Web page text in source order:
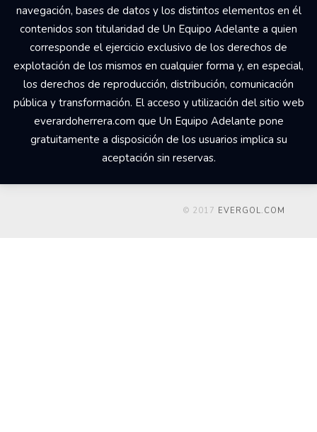
navegación, bases de datos y los distintos elementos en él
contenidos son titularidad de Un Equipo Adelante a quien
corresponde el ejercicio exclusivo de los derechos de
explotación de los mismos en cualquier forma y, en especial,
los derechos de reproducción, distribución, comunicación
pública y transformación. El acceso y utilización del sitio web
everardoherrera.com que Un Equipo Adelante pone
gratuitamente a disposición de los usuarios implica su
aceptación sin reservas.
© 2017 EVERGOL.COM